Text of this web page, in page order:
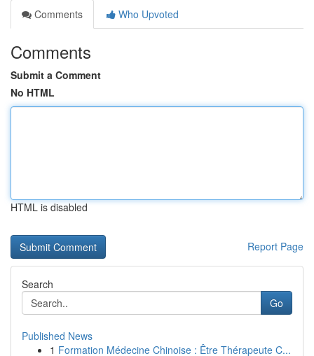
Comments
Who Upvoted
Comments
Submit a Comment
No HTML
HTML is disabled
Report Page
Search
Go
Published News
1 Formation Médecine Chinoise : Être Thérapeute C...